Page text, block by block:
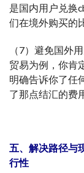
是国内用户兑换
们在境外购买的
（7）避免国外
贸易为例，你肯
明确告诉你了任
了那点结汇的费
五、解决路径与
行性